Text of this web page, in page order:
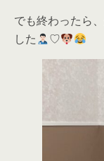
でも終わったら
した
♡